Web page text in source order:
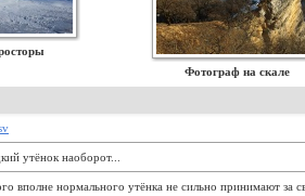
Фотограф на скале
утёнок наоборот...
вполне нормального утёнка не сильно принимают за